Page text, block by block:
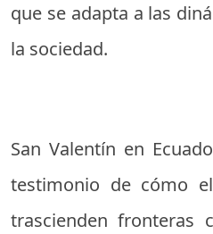
que se adapta a las
la sociedad.
San Valentín en
testimonio de cómo
trascienden fronteras